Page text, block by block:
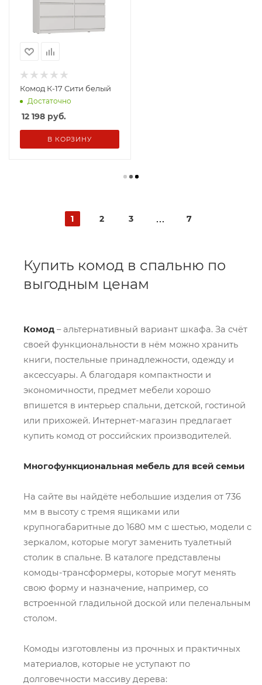
Комод К-17 Сити белый
Достаточно
12 198 руб.
В КОРЗИНУ
1 2 3 7
Купить комод в спальню по
выгодным ценам
Комод – альтернативный вариант шкафа. За счёт
своей функциональности в нём можно хранить
книги, постельные принадлежности, одежду и
аксессуары. А благодаря компактности и
экономичности, предмет мебели хорошо
впишется в интерьер спальни, детской, гостиной
или прихожей. Интернет-магазин предлагает
купить комод от российских производителей.
Многофункциональная мебель для всей семьи
На сайте вы найдёте небольшие изделия от 736
мм в высоту с тремя ящиками или
крупногабаритные до 1680 мм с шестью, модели с
зеркалом, которые могут заменить туалетный
столик в спальне. В каталоге представлены
комоды-трансформеры, которые могут менять
свою форму и назначение, например, со
встроенной гладильной доской или пеленальным
столом.
Комоды изготовлены из прочных и практичных
материалов, которые не уступают по
долговечности массиву дерева: